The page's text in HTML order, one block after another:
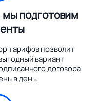
подготовим
тарифов позволит
вариант
договора
в день.